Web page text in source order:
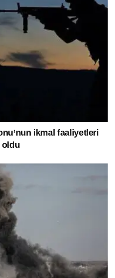
ikmal faaliyetleri
oldu